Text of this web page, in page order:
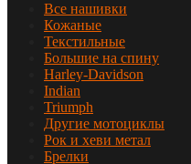
Все нашивки
Кожаные
Текстильные
Большие на спину
Harley-Davidson
Indian
Triumph
Другие мотоциклы
Рок и хеви метал
Брелки